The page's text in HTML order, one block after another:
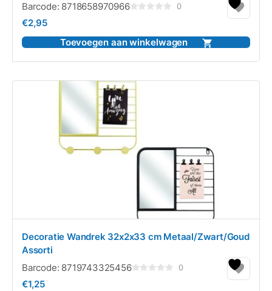
Barcode: 8718658970966
5
0
€2,95
Toevoegen aan winkelwagen
Decoratie Wandrek 32x2x33 cm Metaal/Zwart/Goud
Assorti
Barcode: 8719743325456 0
€1,25